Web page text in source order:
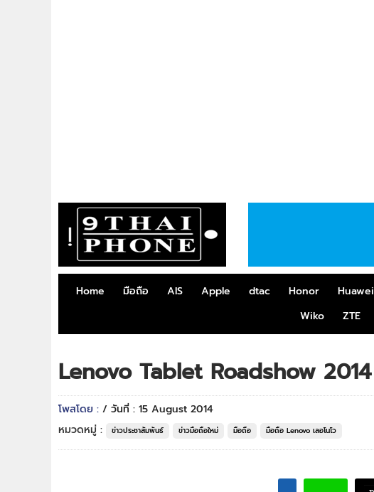
Home มือถือ AIS Apple dtac Honor Huawei
Wiko
ZTE
Lenovo Tablet Roadshow 2014
โพสโดย : / วันที่ : 15 August 2014
หมวดหมู่ :
ข่าวประชาสัมพันธ์ ข่าวมือถือใหม่ มือถือ มือถือ Lenovo เลอโนโว